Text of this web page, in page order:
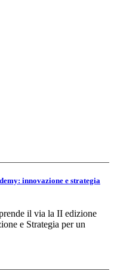
innovazione e strategia
il via la II edizione
e Strategia per un